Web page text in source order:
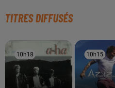
À LA UNE